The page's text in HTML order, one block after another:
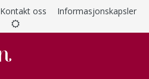
Kontakt oss Informasjonskapsler